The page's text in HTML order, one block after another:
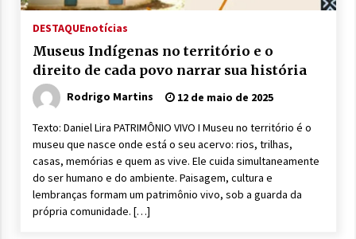
DESTAQUEnotícias
Museus Indígenas no território e o
direito de cada povo narrar sua história
Rodrigo Martins 12 de maio de 2025
Texto: Daniel Lira PATRIMÔNIO VIVO I Museu no território é o
museu que nasce onde está o seu acervo: rios, trilhas,
casas, memórias e quem as vive. Ele cuida simultaneamente
do ser humano e do ambiente. Paisagem, cultura e
lembranças formam um patrimônio vivo, sob a guarda da
própria comunidade. […]